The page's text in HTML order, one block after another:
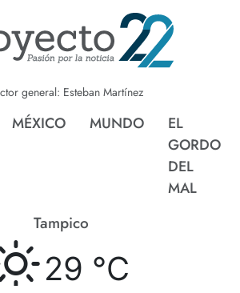
general: Esteban Martínez
MÉXICO MUNDO
EL
GORDO
DEL
MAL
Tampico
29 °C